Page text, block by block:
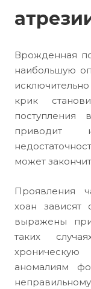
Врожденная
наибольшую
крик
поступления
приводит
может
Проявления
хоан зависят
выражены
таких
аномалиям